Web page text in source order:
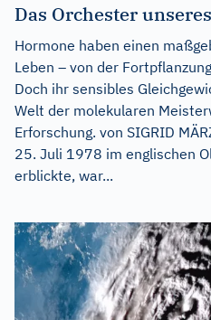
Das Orchester
Hormone haben einen
Leben – von der
Doch ihr sensibles
Welt der molekularen
Erforschung. von SIGRID
25. Juli 1978 im englischen
erblickte, war...